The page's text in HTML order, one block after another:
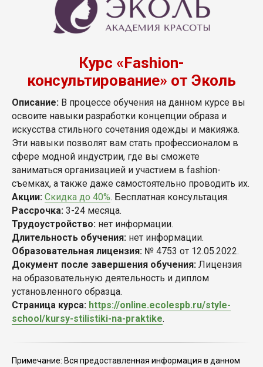
Курс «Fashion-
консультирование» от Эколь
Описание: В процессе обучения на данном курсе вы
освоите навыки разработки концепции образа и
искусства стильного сочетания одежды и макияжа.
Эти навыки позволят вам стать профессионалом в
сфере модной индустрии, где вы сможете
заниматься организацией и участием в fashion-
съемках, а также даже самостоятельно проводить их.
Акции: Скидка до 40%. Бесплатная консультация.
Рассрочка: 3-24 месяца.
Трудоустройство: нет информации.
Длительность обучения: нет информации.
Образовательная лицензия: № 4753 от 12.05.2022.
Документ после завершения обучения: Лицензия
на образовательную деятельность и диплом
установленного образца.
Страница курса: https://online.ecolespb.ru/style-
school/kursy-stilistiki-na-praktike.
Примечание: Вся предоставленная информация в данном